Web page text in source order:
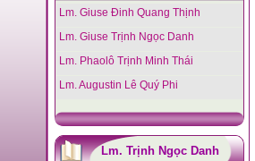
Lm. Giuse Đinh Quang Thịnh
Lm. Giuse Trịnh Ngọc Danh
Lm. Phaolô Trịnh Minh Thái
Lm. Augustin Lê Quý Phi
Lm. Trịnh Ngọc Danh